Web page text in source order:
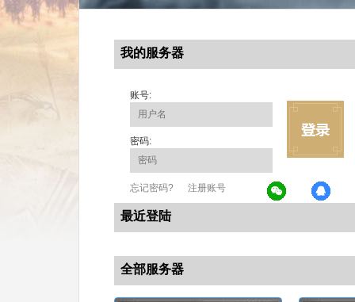
我的服务器
账号:
密码:
忘记密码? 注册账号
最近登陆
全部服务器